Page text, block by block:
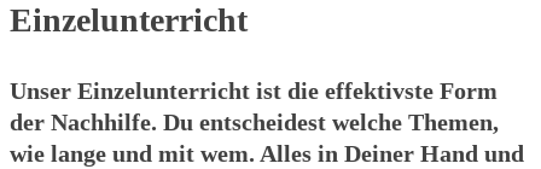
Einzelunterricht
Unser Einzelunterricht ist die effektivste Form
der Nachhilfe. Du entscheidest welche Themen,
wie lange und mit wem. Alles in Deiner Hand und